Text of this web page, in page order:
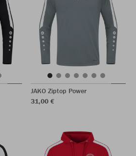
JAKO Ziptop Power
31,00 €